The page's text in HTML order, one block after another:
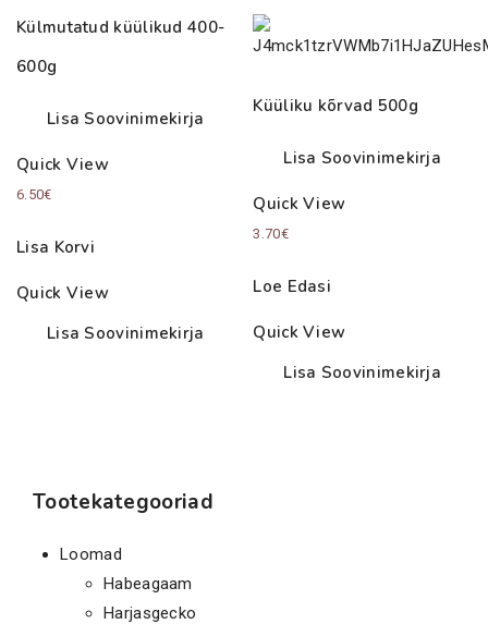
Külmutatud küülikud 400-
600g
Lisa Soovinimekirja
Quick View
6.50€
Lisa Korvi
Quick View
Lisa Soovinimekirja
Küüliku kõrvad 500g
Lisa Soovinimekirja
Quick View
3.70€
Loe Edasi
Quick View
Lisa Soovinimekirja
Tootekategooriad
Loomad
Habeagaam
Harjasgecko